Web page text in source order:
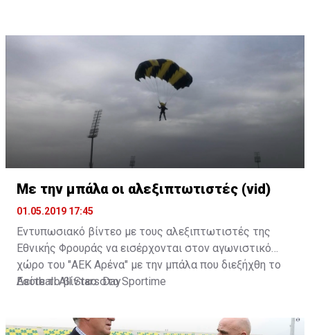
Με την μπάλα οι αλεξιπτωτιστές (vid)
01.05.2019 17:45
Εντυπωσιακό βίντεο με τους αλεξιπτωτιστές της
Εθνικής Φρουράς να εισέρχονται στον αγωνιστικό
χώρο του "ΑΕΚ Αρένα" με την μπάλα που διεξήχθη το
Football All Stars Day
Δείτε το βίντεο στοSportime